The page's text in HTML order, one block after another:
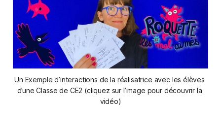
Un Exemple d’interactions de la réalisatrice avec les élèves
d’une Classe de CE2 (cliquez sur l’image pour découvrir la
vidéo)